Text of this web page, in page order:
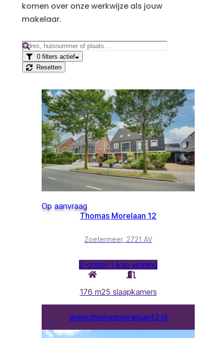
komen over onze werkwijze als jouw
makelaar.